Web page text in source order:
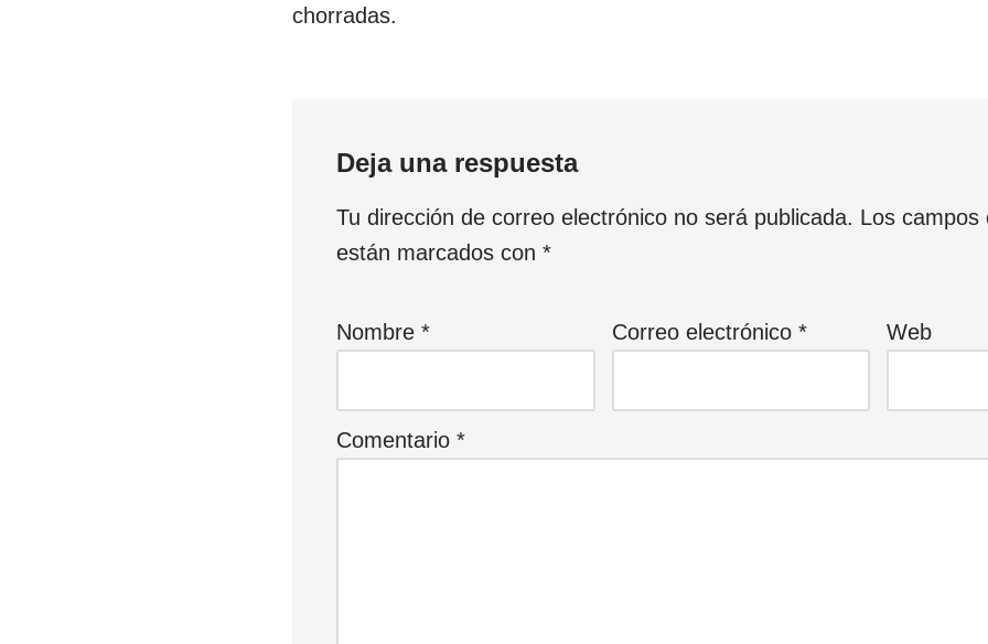
chorradas.
Deja una respuesta
Tu dirección de correo electrónico no será publicada. Los campos
están marcados con*
Nombre* Correo electrónico * Web
Comentario*